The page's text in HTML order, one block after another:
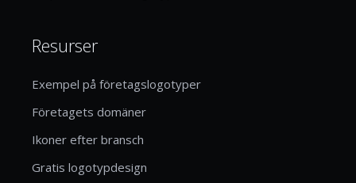
Resurser
Exempel på företagslogotyper
Företagets domäner
Ikoner efter bransch
Gratis logotypdesign